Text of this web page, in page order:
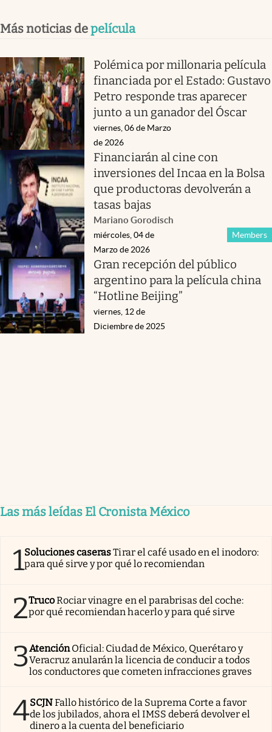
Más noticias depelícula
Polémica por millonaria película
financiada por el Estado: Gustavo
Petro responde tras aparecer
junto a un ganador del Óscar
viernes, 06 de Marzo
de 2026
Financiarán al cine con
inversiones del Incaa en la Bolsa
que productoras devolverán a
tasas bajas
Mariano Gorodisch
Members
miércoles, 04 de
Marzo de 2026
Gran recepción del público
argentino para la película china
“Hotline Beijing”
viernes, 12 de
Diciembre de 2025
Las más leídas El Cronista México
1Soluciones caserasTirar el café usado en el inodoro:
para qué sirve y por qué lo recomiendan
2TrucoRociar vinagre en el parabrisas del coche:
por qué recomiendan hacerlo y para qué sirve
3AtenciónOficial: Ciudad de México, Querétaro y
Veracruz anularán la licencia de conducir a todos
los conductores que cometen infracciones graves
4SCJNFallo histórico de la Suprema Corte a favor
de los jubilados, ahora el IMSS deberá devolver el
dinero a la cuenta del beneficiario